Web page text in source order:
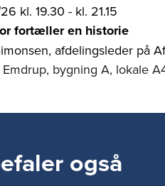
kl. 19.30 - kl. 21.15
fortæller en historie
afdelingsleder på
bygning A, lokale
også